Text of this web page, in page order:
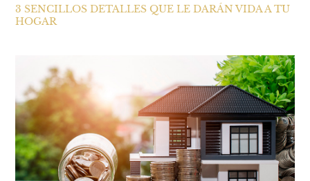
3 SENCILLOS DETALLES QUE LE DARÁN VIDA A TU
HOGAR